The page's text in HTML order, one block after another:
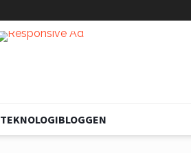
TEKNOLOGIBLOGGEN